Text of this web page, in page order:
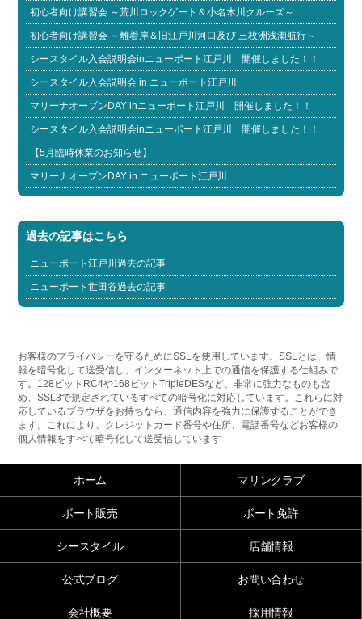
初心者向け講習会 ～荒川ロックゲート＆小名木川クルーズ～
初心者向け講習会 ～離着岸＆旧江戸川河口及び 三枚洲浅瀬航行～
シースタイル入会説明会inニューポート江戸川 開催しました！！
シースタイル入会説明会 in ニューポート江戸川
マリーナオープンDAY inニューポート江戸川 開催しました！！
シースタイル入会説明会inニューポート江戸川 開催しました！！
【5月臨時休業のお知らせ】
マリーナオープンDAY in ニューポート江戸川
過去の記事はこちら
ニューポート江戸川過去の記事
ニューポート世田谷過去の記事
お客様のプライバシーを守るためにSSLを使用しています。SSLとは、情
報を暗号化して送受信し、インターネット上での通信を保護する仕組みで
す。128ビットRC4や168ビットTripleDESなど、非常に強力なものも含
め、SSL3で規定されているすべての暗号化に対応しています。これらに対
応しているブラウザをお持ちなら、通信内容を強力に保護することができ
ます。これにより、クレジットカード番号や住所、電話番号などお客様の
個人情報をすべて暗号化して送受信しています
ホーム マリンクラブ
ボート販売 ボート免許
シースタイル 店舗情報
公式ブログ お問い合わせ
会社概要 採用情報